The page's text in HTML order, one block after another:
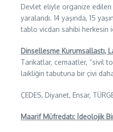
Devlet eliyle organize edilen
yaralandı. 14 yaşında, 15
tablo vicdan sahibi herkesin
Dinselleşme Kurumsallaştı,
Tarikatlar, cemaatler, “sivil
laikliğin tabutuna bir çivi
ÇEDES, Diyanet, Ensar,
Maarif Müfredatı: İdeolojik